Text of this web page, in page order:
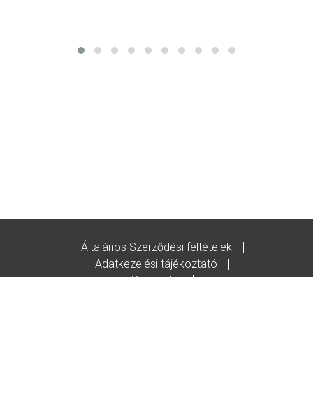
Általános Szerződési feltételek
Adatkezelési tájékoztató
Kapcsolat